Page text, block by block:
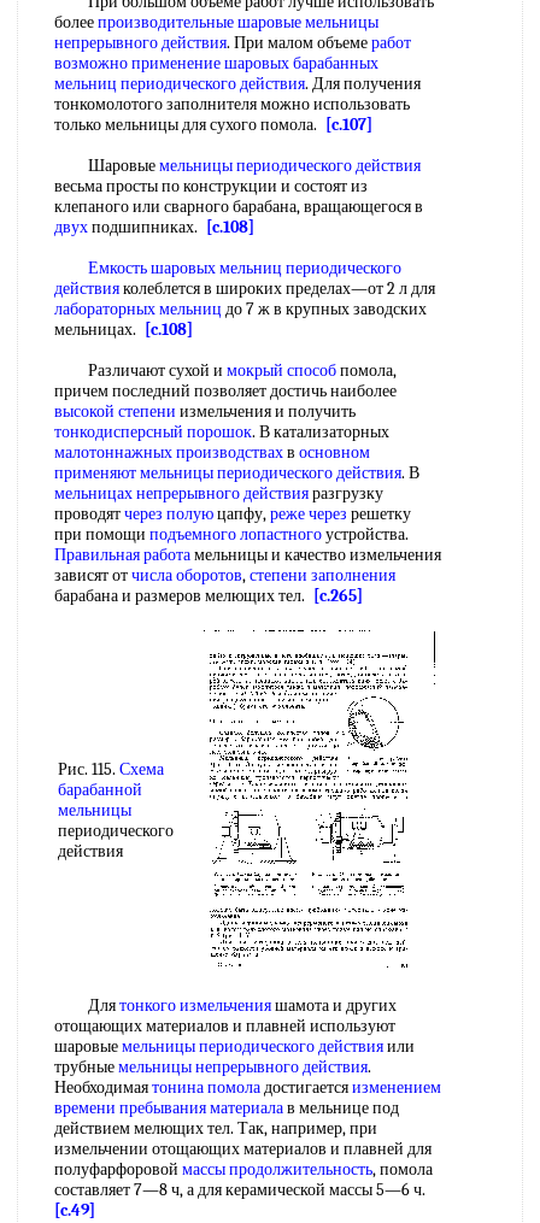
болеепроизводительные шаровые мельницы
непрерывного действия. При малом объемеработ
возможноприменение шаровыхбарабанных
мельниц периодического действия. Для получения
тонкомолотого заполнителя можно использовать
только мельницы для сухого помола.
[c.107]
Шаровыемельницы периодического действия
весьма просты по конструкции и состоят из
клепаного или сварного барабана, вращающегося в
двухподшипниках.
[c.108]
Емкость шаровыхмельниц периодического
действияколеблется в широких пределах—от 2 л для
лабораторных мельниц до 7 ж в крупных заводских
мельницах.
[c.108]
Различают сухой и мокрый способпомола,
причем последний позволяет достичь наиболее
высокой степени измельчения и получить
тонкодисперсный порошок. В катализаторных
малотоннажных производствахв основном
применяютмельницы периодического действия. В
мельницах непрерывного действияразгрузку
проводятчерез полуюцапфу,реже через решетку
при помощи подъемного лопастногоустройства.
Правильная работамельницы и качество измельчения
зависят отчисла оборотов,степени заполнения
барабана и размеров мелющих тел.
[c.265]
Рис. 115. Схема
барабанной
мельницы
периодического
действия
Длятонкого измельченияшамота и других
отощающих материалов и плавней используют
шаровыемельницы периодического действияили
трубныемельницы непрерывного действия.
Необходимаятонина помоладостигаетсяизменением
времени пребывания материалав мельнице под
действием мелющих тел. Так, например, при
измельчении отощающих материалов и плавней для
полуфарфоровой массы продолжительность, помола
составляет 7—8 ч, а для керамической массы 5—6 ч.
[c.49]